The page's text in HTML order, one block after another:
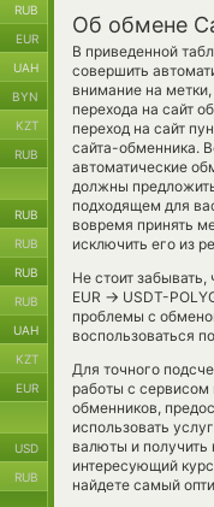
Об обмене
В приведенной
совершить
внимание на
перехода на сайт
переход на сайт
сайта-обменника.
автоматические
должны
подходящем для
вовремя принять
исключить его из
Не стоит
EUR → USDT-
проблемы с
воспользоваться
Для точного
работы с
обменников,
использовать
валюты и получить
интересующий
найдете самый
RUB
EUR
UAH
BYN
KZT
RUB
RUB
RUB
RUB
RUB
UAH
KZT
EUR
USD
RUB